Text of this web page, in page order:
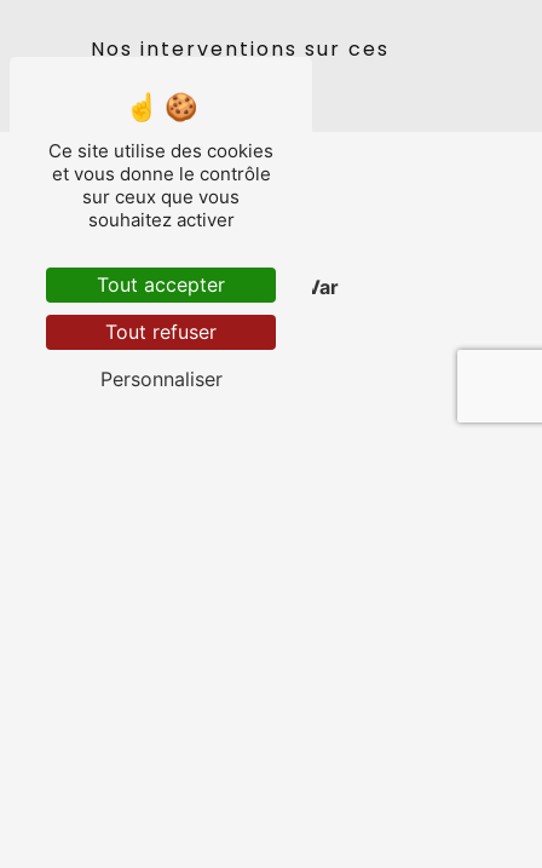
Nos interventions sur ces
La Valette-du-Var
Ce site utilise des cookies
et vous donne le contrôle
sur ceux que vous
souhaitez activer
Tout accepter
Tout refuser
Personnaliser